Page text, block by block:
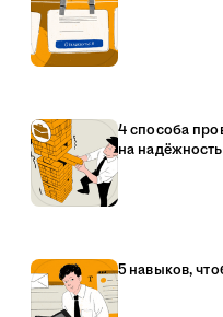
4 способа
на надёжность
5 навыков,